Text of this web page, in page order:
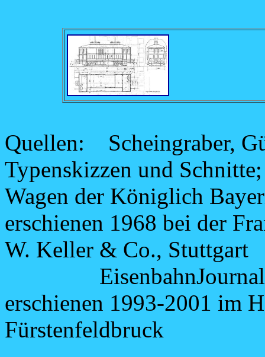
Quellen: Scheingraber,
Typenskizzen und
Wagen der Königlich
erschienen 1968 bei der
W. Keller & Co., Stuttgart
EisenbahnJournal:
erschienen 1993-2001 im
Fürstenfeldbruck